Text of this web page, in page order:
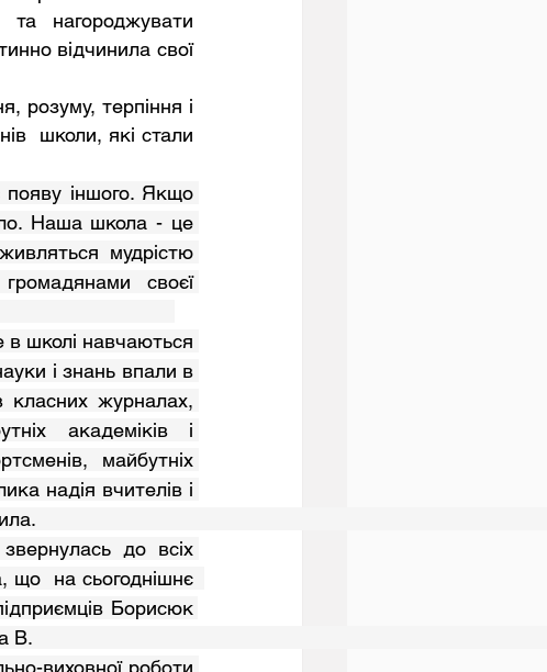
нагороджувати
відчинила свої
школи, які стали
Наша школа - це
мудрістю
своєї
і знань впали в
класних журналах,
академіків і
майбутніх
надія вчителів і
що  на сьогоднішнє
Борисюк